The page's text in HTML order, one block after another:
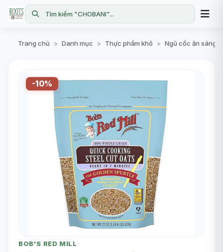
Tìm kiếm "CHOBANI"...
Trang chủ > Danh mục > Thực phẩm khô > Ngũ cốc ăn sáng
-10%
BOB'S RED MILL